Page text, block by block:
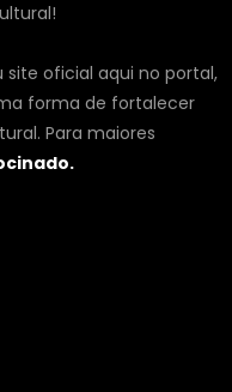
oficial aqui no portal,
forma de fortalecer
Para maiores